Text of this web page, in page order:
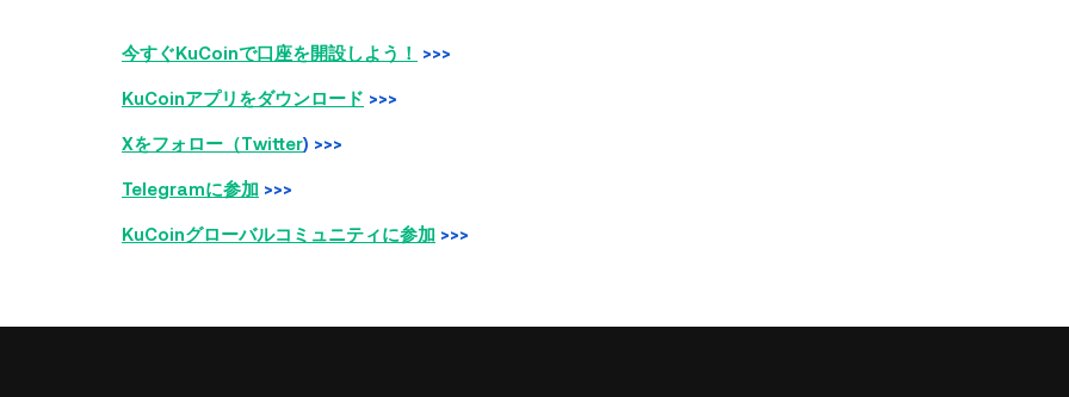
今すぐKuCoinで口座を開設しよう！ >>>
KuCoinアプリをダウンロード >>>
Xをフォロー（Twitter) >>>
Telegramに参加 >>>
KuCoinグローバルコミュニティに参加 >>>